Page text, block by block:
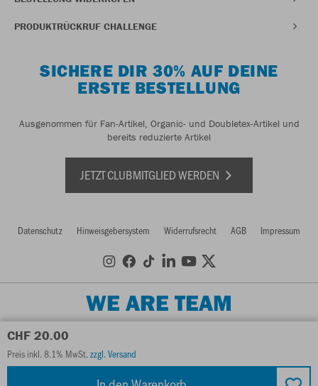
CHF 20.00
Preis inkl. 8.1% MwSt.zzgl. Versand
PRODUKTRÜCKRUF CHALLENGE
SICHERE DIR 30% AUF DEINE
ERSTE BESTELLUNG
Ausgenommen für Fan-Artikel, Organic- und Doubletex-Artikel und
bereits reduzierte Artikel
JETZT CLUBMITGLIED WERDEN
Datenschutz Hinweisgebersystem Widerrufsrecht AGB Impressum
WE ARE TEAM